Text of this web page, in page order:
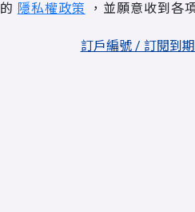
的 隱私權政策 ，並願意收到各
訂戶編號 / 訂閱到